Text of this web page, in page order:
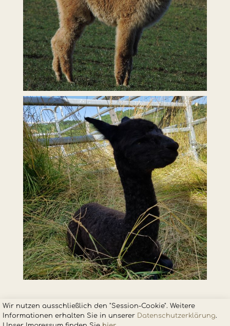
Wir nutzen ausschließlich den "Session-Cookie". Weitere
Informationen erhalten Sie in unserer Datenschutzerklärung.